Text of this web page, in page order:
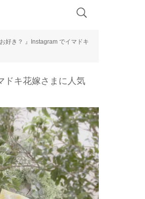
好き？ 』Instagram でイマドキ
ドキ花嫁さまに人気